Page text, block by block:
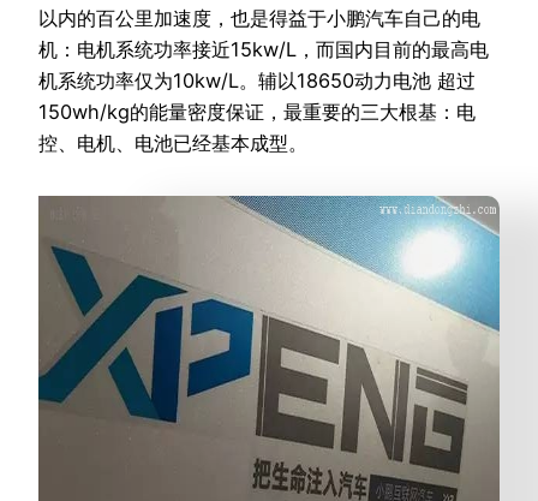
以内的百公里加速度，也是得益于小鹏汽车自己的电
机：电机系统功率接近15kw/L，而国内目前的最高电
机系统功率仅为10kw/L。辅以18650动力电池 超过
150wh/kg的能量密度保证，最重要的三大根基：电
控、电机、电池已经基本成型。